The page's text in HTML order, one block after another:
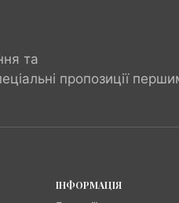
та
пропозиції
ІНФОРМАЦІЯ